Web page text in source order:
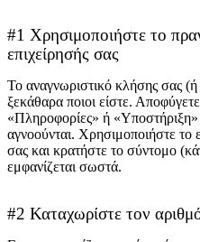
#1 Χρησιμοποιήστε το
επιχείρησής σας
Το αναγνωριστικό κλήσης σας
ξεκάθαρα ποιοι είστε.
«Πληροφορίες» ή
αγνοούνται. Χρησιμοποιήστε το
σας και κρατήστε το σύντομο
εμφανίζεται σωστά.
#2 Καταχωρίστε τον